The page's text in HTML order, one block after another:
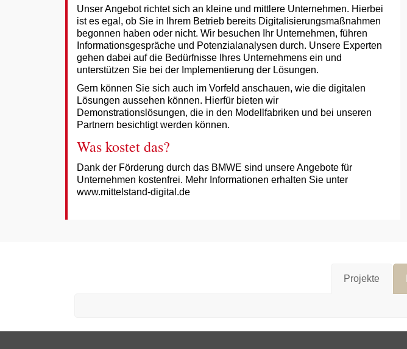
Unser Angebot richtet sich an kleine und mittlere Unternehmen. Hierbei
ist es egal, ob Sie in Ihrem Betrieb bereits Digitalisierungsmaßnahmen
begonnen haben oder nicht. Wir besuchen Ihr Unternehmen, führen
Informationsgespräche und Potenzialanalysen durch. Unsere Experten
gehen dabei auf die Bedürfnisse Ihres Unternehmens ein und
unterstützen Sie bei der Implementierung der Lösungen.
Gern können Sie sich auch im Vorfeld anschauen, wie die digitalen
Lösungen aussehen können. Hierfür bieten wir
Demonstrationslösungen, die in den Modellfabriken und bei unseren
Partnern besichtigt werden können.
Was kostet das?
Dank der Förderung durch das BMWE sind unsere Angebote für
Unternehmen kostenfrei. Mehr Informationen erhalten Sie unter
www.mittelstand-digital.de
Projekte